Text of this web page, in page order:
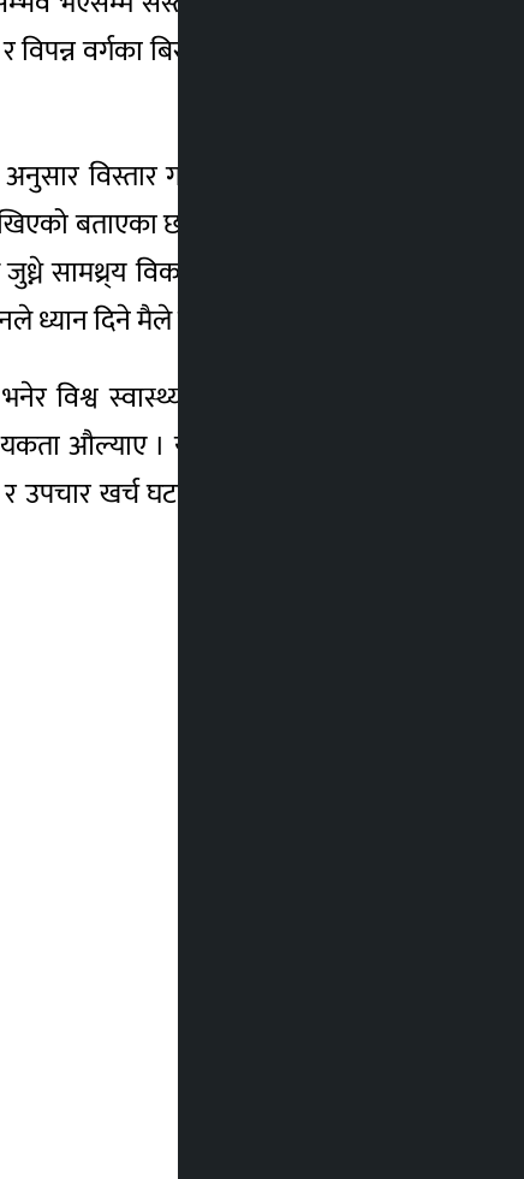
वर्गका बिरामीलाई सहुलियतपूर्ण ढङ्गले
विस्तार गर्दै लगेकोमा खुसी व्यक्त गर्दै
बताएका छन् । उनले भने, ‘कोभिड–१९
सामथ्र्य विकास गर्नुपर्छ । क्यान्सर जस्तो
दिने मैले विश्वास लिएको छु ।’
विश्व स्वास्थ्य सङ्गठनले पूर्वानुमान गरेको
औल्याए । यस सन्दर्भमा स्वास्थ्य क्षेत्रमा
उपचार खर्च घटाउन ध्यान दिन जरुरी रहेको